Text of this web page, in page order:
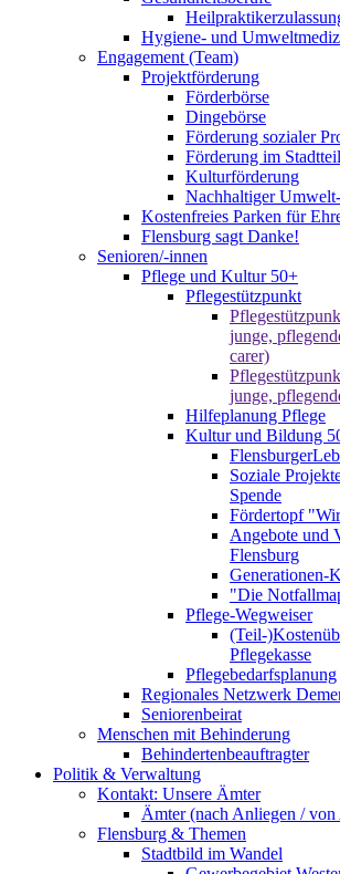
Hygiene- und
Engagement (Team)
Projektförderung
Förderbörse
Dingebörse
Förderung sozialer
Förderung im Stadtteil
Kulturförderung
Nachhaltiger
Kostenfreies Parken für
Flensburg sagt Danke!
Senioren/-innen
Pflege und Kultur 50+
Pflegestützpunkt
junge,
carer)
junge,
Hilfeplanung Pflege
Kultur und Bildung
Soziale
Spende
Fördertopf
Angebote und
Flensburg
Generationen-
"Die
Pflege-Wegweiser
(Teil-
Pflegekasse
Pflegebedarfsplanung
Regionales Netzwerk
Seniorenbeirat
Menschen mit Behinderung
Behindertenbeauftragter
Politik & Verwaltung
Kontakt: Unsere Ämter
Ämter (nach Anliegen /
Flensburg & Themen
Stadtbild im Wandel